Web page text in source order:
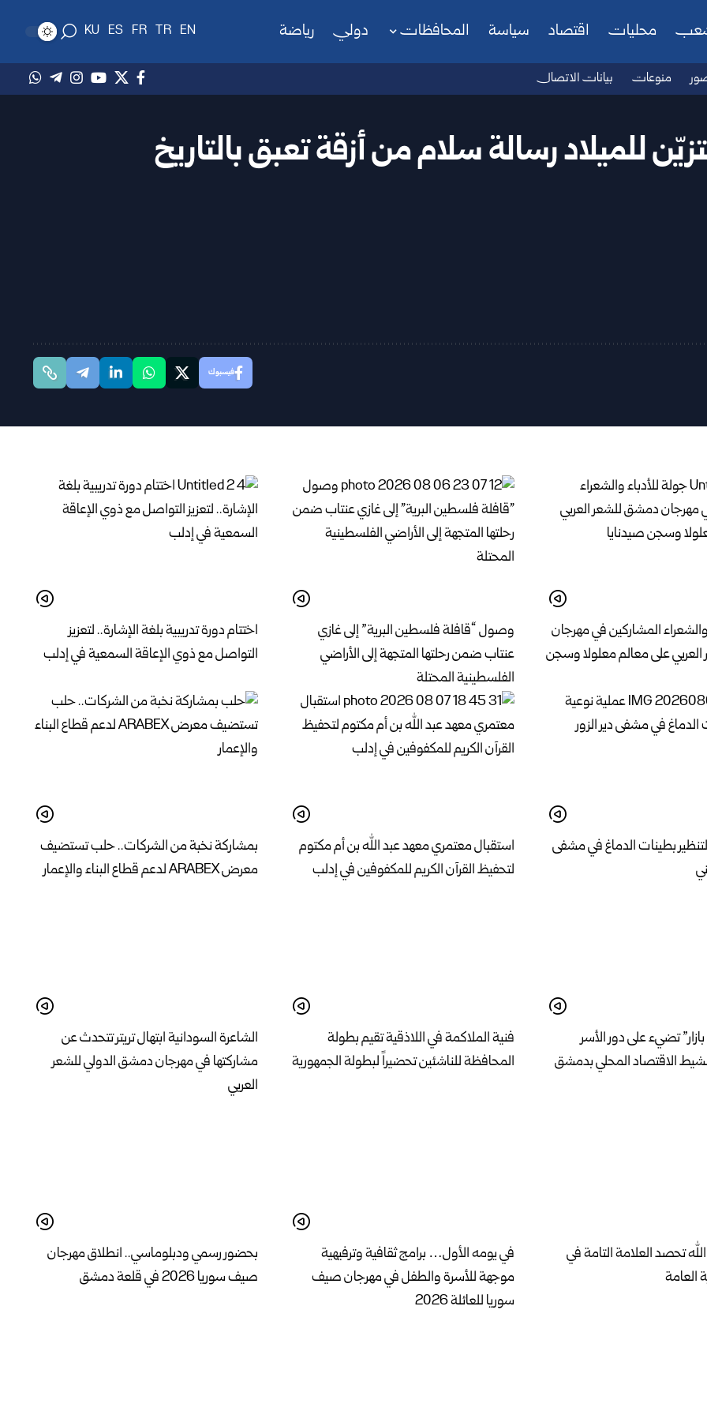
محليات اقتصاد سياسة المحافظات دولي رياضة EN
TR
FR
ES
KU
منوعات بيانات الاتصال
للميلاد رسالة سلام من أزقة تعبق بالتاريخ
فيسبوك
المشاركين في مهرجان
على معالم معلولا وسجن
وصول “قافلة فلسطين البرية” إلى غازي
عنتاب ضمن رحلتها المتجهة إلى الأراضي
الفلسطينية المحتلة
اختتام دورة تدريبية بلغة الإشارة.. لتعزيز
التواصل مع ذوي الإعاقة السمعية في إدلب
بطينات الدماغ في مشفى
استقبال معتمري معهد عبد الله بن أم مكتوم
لتحفيظ القرآن الكريم للمكفوفين في إدلب
بمشاركة نخبة من الشركات.. حلب تستضيف
معرض ARABEX لدعم قطاع البناء والإعمار
تضيء على دور الأسر
الاقتصاد المحلي بدمشق
فنية الملاكمة في اللاذقية تقيم بطولة
المحافظة للناشئين تحضيراً لبطولة الجمهورية
الشاعرة السودانية ابتهال تريتر تتحدث عن
مشاركتها في مهرجان دمشق الدولي للشعر
العربي
تحصد العلامة التامة في
العامة
في يومه الأول… برامج ثقافية وترفيهية
موجهة للأسرة والطفل في مهرجان صيف
سوريا للعائلة 2026
بحضور رسمي ودبلوماسي.. انطلاق مهرجان
صيف سوريا 2026 في قلعة دمشق